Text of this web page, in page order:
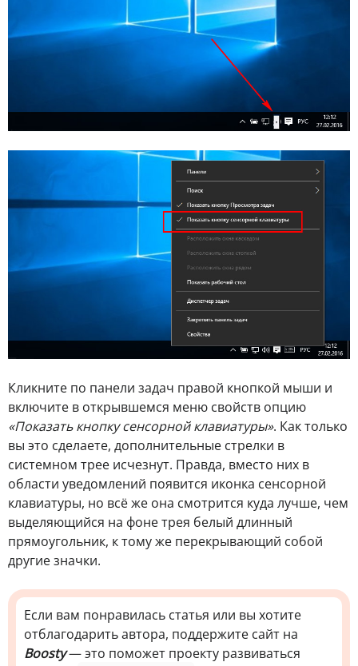
Кликните по панели задач правой кнопкой мыши и
включите в открывшемся меню свойств опцию
«Показать кнопку сенсорной клавиатуры». Как только
вы это сделаете, дополнительные стрелки в
системном трее исчезнут. Правда, вместо них в
области уведомлений появится иконка сенсорной
клавиатуры, но всё же она смотрится куда лучше, чем
выделяющийся на фоне трея белый длинный
прямоугольник, к тому же перекрывающий собой
другие значки.
Если вам понравилась статья или вы хотите
отблагодарить автора, поддержите сайт на
Boosty— это поможет проекту развиваться